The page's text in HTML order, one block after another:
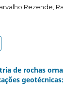
Rezende,
de rochas